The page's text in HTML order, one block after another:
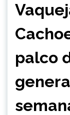
palco